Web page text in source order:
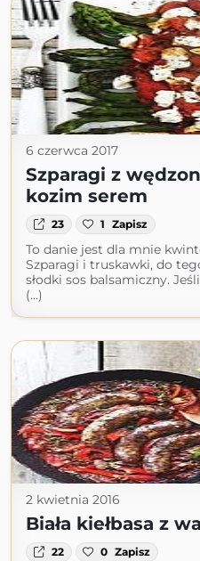
6 czerwca 2017
Szparagi z
kozim serem
23 1 Zapisz
To danie jest dla mnie
Szparagi i truskawki, do
słodki sos balsamiczny.
(...)
2 kwietnia 2016
Biała kiełbasa z
22 0 Zapisz